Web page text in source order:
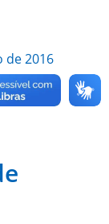
de 2016